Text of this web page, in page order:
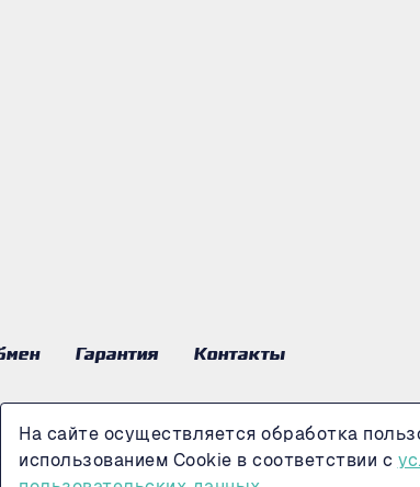
Гарантия Контакты
На сайте осуществляется обработка
использованием Cookie в соответствии с